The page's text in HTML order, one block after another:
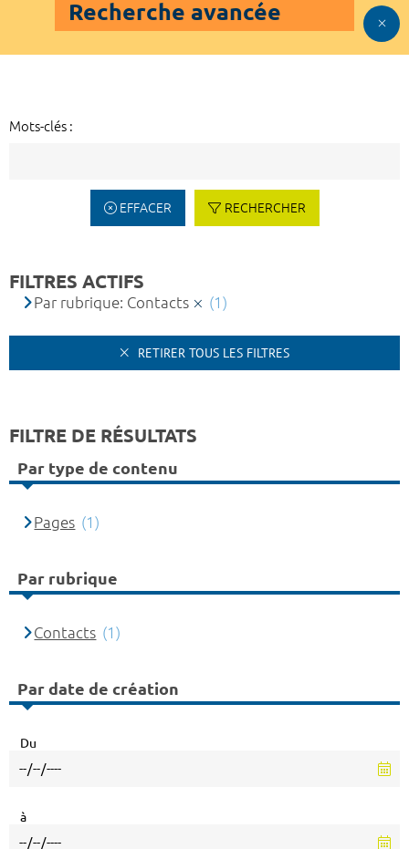
Recherche avancée
Mots-clés :
EFFACER RECHERCHER
FILTRES ACTIFS
Par rubrique: Contacts (1)
RETIRER TOUS LES FILTRES
FILTRE DE RÉSULTATS
Par type de contenu
Pages (1)
Par rubrique
Contacts (1)
Par date de création
Du
à